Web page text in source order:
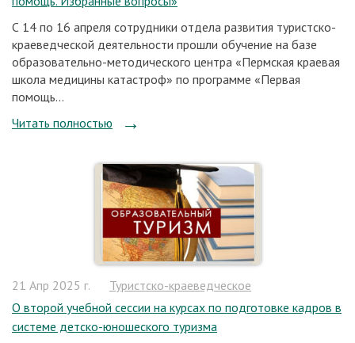
С 14 по 16 апреля сотрудники отдела развития туристско-
краеведческой деятельности прошли обучение на базе
образовательно-методического центра «Пермская краевая
школа медицины катастроф» по программе «Первая
помощь...
Читать полностью
21 Апр 2025 г.
Туристско-краеведческое
О второй учебной сессии на курсах по подготовке кадров в
системе детско-юношеского туризма